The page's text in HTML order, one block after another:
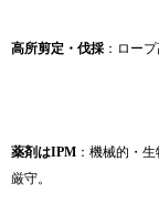
高所剪定・伐採 ：ロー
薬剤はIPM ：機械的・
厳守。